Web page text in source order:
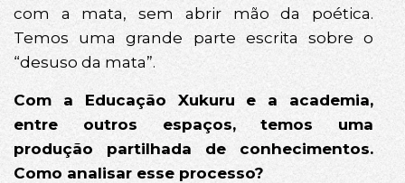
com a mata, sem abrir mão da poética.
Temos uma grande parte escrita sobre o
“desuso da mata”.
Com a Educação Xukuru e a academia,
entre outros espaços, temos uma
produção partilhada de conhecimentos.
Como analisar esse processo?